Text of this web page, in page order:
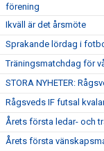
förening
Ikväll är det årsmöte
Sprakande lördag i
Träningsmatchdag för
STORA NYHETER:
Rågsveds IF futsal
Årets första ledar- och
Årets första